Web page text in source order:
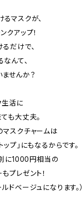
マスクが、
アップ！
だけで、
んて、
せんか？
活に
も大丈夫。
スクチャームは
プ」にもなるからです。
に1000円相当の
レゼント！
ージュになります。）